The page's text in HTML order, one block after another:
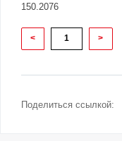
150.2076
< >
Поделиться ссылкой: